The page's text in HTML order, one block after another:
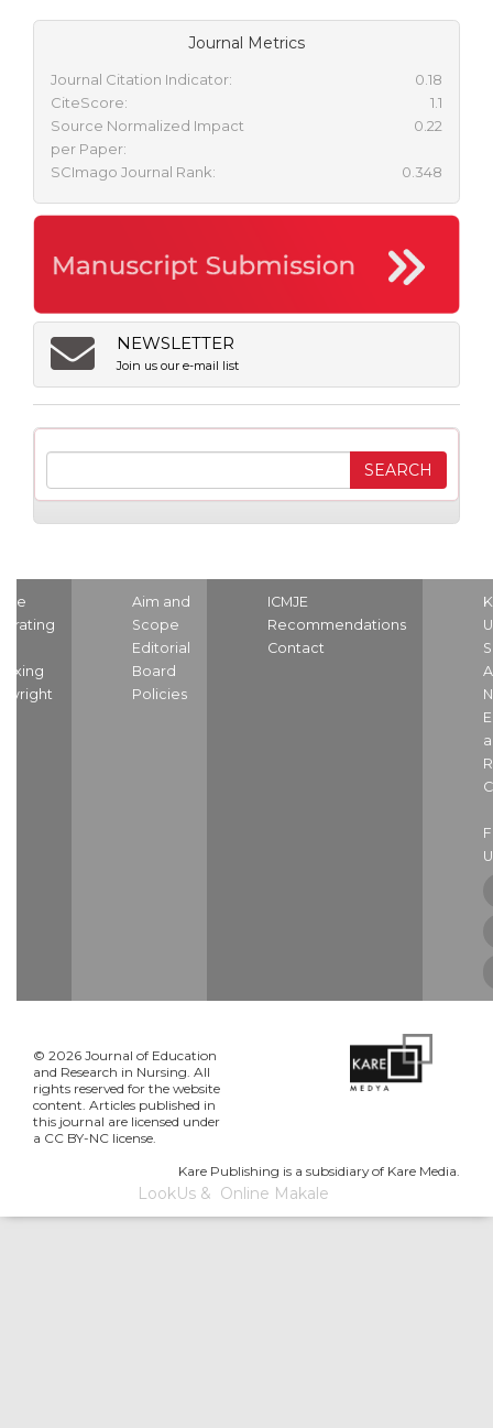
Journal Metrics
Journal Citation Indicator:
0.18
CiteScore:
1.1
Source Normalized Impact
per Paper:
0.22
SCImago Journal Rank: 0.348
NEWSLETTER
Join us our e-mail list
Aim and
Scope
Editorial
Board
Policies
ICMJE
Recommendations
Contact
© 2026 Journal of Education
and Research in Nursing. All
rights reserved for the website
content. Articles published in
this journal are licensed under
a CC BY-NC license.
Kare Publishing is a subsidiary of Kare Media.
LookUs& Online Makale